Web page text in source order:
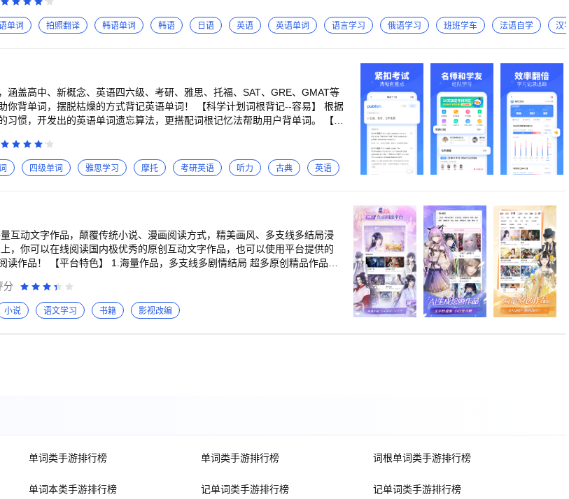
种实时语音翻译，适配多种口音和语速。会后保存原文译文，并生成AI纪要和思维导图。 ·拍照翻译和实景AR翻译：支持离线使
言，英日韩等常用语言可离线使用； ·文档翻译：内置百万级专业术语量，1:1保留原文排版，支持Word、PDF等文件整篇翻译
位】 ·为高效学习和办公打造的“AI问答”能力，支持深度思考和联网搜索。 ·覆盖多领域专业知识，支持AI翻译追问、AI文本润
量问鼎全球第一】。 ·2023-2025连续3年获评【QuestMobile行业用户规模NO.1】，以真实用户选择见证专业实力 ·获评DBC
公园【2025中国最具价值AGI创新机构TOP50】，深受行业认可
单词 拍照翻译 韩语单词 韩语 日语 英语 英语单词 语言学习 俄语学习 班班学车 法语自学 汉
盖高中、新概念、英语四六级、考研、雅思、托福、SAT、GRE、GMAT等
你背单词，摆脱枯燥的方式背记英语单词！ 【科学计划词根背记--容易】 根据
惯，开发出的英语单词遗忘算法，更搭配词根记忆法帮助用户背单词。 【离
解析--明白】 乐词将每一个英语单词在考试中常用的解释列举出来，更配合纯
语单词解析更精准展现在大家面前，让你更加高效背单词！ 【全新考试干货课
六级课程还是托福、雅思核心词汇，亦或是在生活实用英语单词的学习中，大
起互帮互助，培养每个人养成良好的背单词习惯。大家“一起背单词”！ #关于
网：www.ileci.com 官方微信：aileci
四级单词 雅思学习 摩托 考研英语 听力 古典 英语
互动文字作品，颠覆传统小说、漫画阅读方式，精美画风、多支线多结局浸
，你可以在线阅读国内极优秀的原创互动文字作品，也可以使用平台提供的
超多原创精品作品，
结局。 3.互动体验，这一次你就是主角 颠覆传统小
更强的代入感；这一次，你不是局外人，深入感受剧情发展，体会文字中
分
小说 语文学习 书籍 影视改编
单词类手游排行榜 单词类手游排行榜 词根单词类手游排行榜
单词本类手游排行榜 记单词类手游排行榜 记单词类手游排行榜